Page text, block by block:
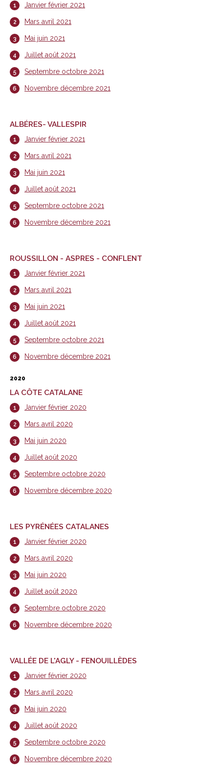
Janvier février 2021
Mars avril 2021
Mai juin 2021
Juillet août 2021
Septembre octobre 2021
Novembre décembre 2021
ALBÉRES- VALLESPIR
Janvier février 2021
Mars avril 2021
Mai juin 2021
Juillet août 2021
Septembre octobre 2021
Novembre décembre 2021
ROUSSILLON - ASPRES - CONFLENT
Janvier février 2021
Mars avril 2021
Mai juin 2021
Juillet août 2021
Septembre octobre 2021
Novembre décembre 2021
2020
LA CÔTE CATALANE
Janvier février 2020
Mars avril 2020
Mai juin 2020
Juillet août 2020
Septembre octobre 2020
Novembre décembre 2020
LES PYRÉNÉES CATALANES
Janvier février 2020
Mars avril 2020
Mai juin 2020
Juillet août 2020
Septembre octobre 2020
Novembre décembre 2020
VALLÉE DE L'AGLY - FENOUILLÈDES
Janvier février 2020
Mars avril 2020
Mai juin 2020
Juillet août 2020
Septembre octobre 2020
Novembre décembre 2020